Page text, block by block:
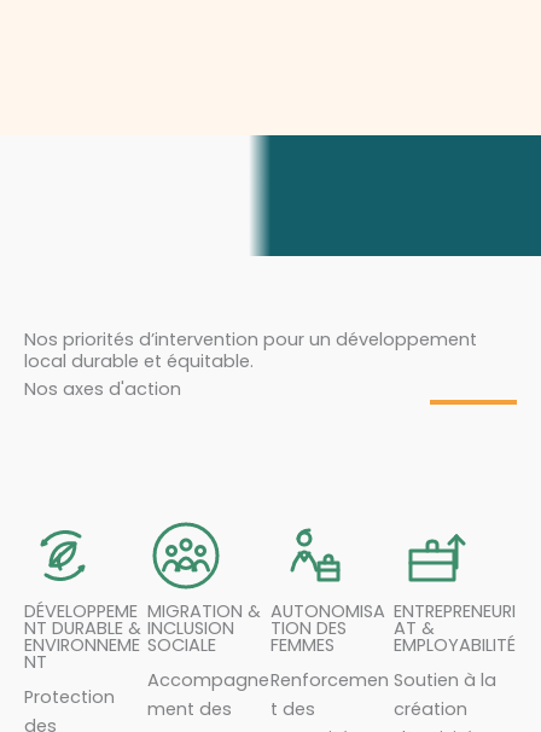
Nos priorités d’intervention pour un développement
local durable et équitable.
Nos axes d'action
DÉVELOPPEME
NT DURABLE &
ENVIRONNEME
NT
Protection
des
MIGRATION &
INCLUSION
SOCIALE
Accompagne
ment des
AUTONOMISA
TION DES
FEMMES
Renforcemen
t des
ENTREPRENEURI
AT &
EMPLOYABILITÉ
Soutien à la
création